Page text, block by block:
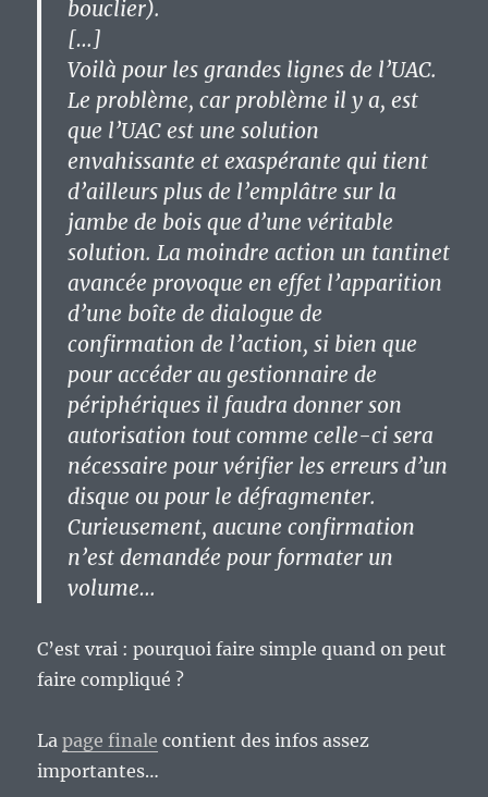
bouclier).
[…]
Voilà pour les grandes lignes de l’UAC.
Le problème, car problème il y a, est
que l’UAC est une solution
envahissante et exaspérante qui tient
d’ailleurs plus de l’emplâtre sur la
jambe de bois que d’une véritable
solution. La moindre action un tantinet
avancée provoque en effet l’apparition
d’une boîte de dialogue de
confirmation de l’action, si bien que
pour accéder au gestionnaire de
périphériques il faudra donner son
autorisation tout comme celle-ci sera
nécessaire pour vérifier les erreurs d’un
disque ou pour le défragmenter.
Curieusement, aucune confirmation
n’est demandée pour formater un
volume…
C’est vrai : pourquoi faire simple quand on peut
faire compliqué ?
Lapage finale contient des infos assez
importantes…